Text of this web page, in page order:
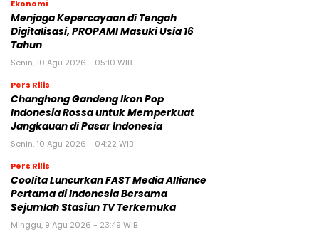
Ekonomi
Menjaga Kepercayaan di Tengah
Digitalisasi, PROPAMI Masuki Usia 16
Tahun
Senin, 10 Agu 2026 - 05:10 WIB
Pers Rilis
Changhong Gandeng Ikon Pop
Indonesia Rossa untuk Memperkuat
Jangkauan di Pasar Indonesia
Senin, 10 Agu 2026 - 04:22 WIB
Pers Rilis
Coolita Luncurkan FAST Media Alliance
Pertama di Indonesia Bersama
Sejumlah Stasiun TV Terkemuka
Minggu, 9 Agu 2026 - 23:49 WIB